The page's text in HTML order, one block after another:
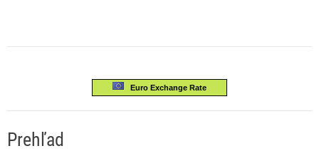
Euro Exchange Rate
Prehľad